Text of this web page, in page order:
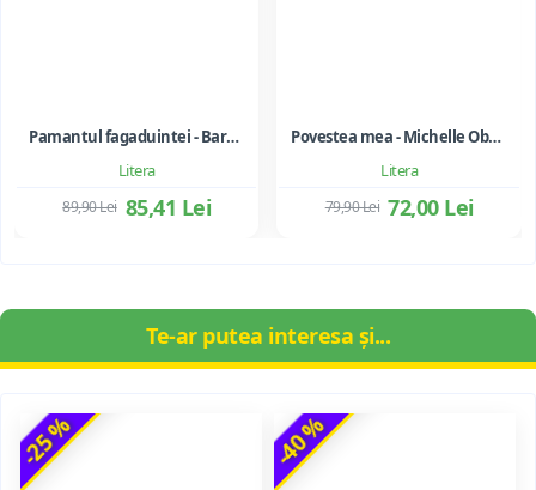
Litera
Pamantul fagaduintei - Barack Obama
85,41 Lei
89,90 Lei
Litera
Povestea mea - Michelle Obama
72,00 Lei
79,90 Lei
Te-ar putea interesa și...
-25 % -40 %